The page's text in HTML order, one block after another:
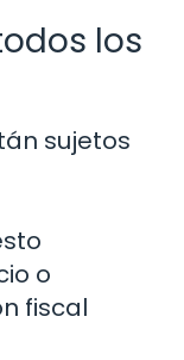
los
sujetos
o
fiscal